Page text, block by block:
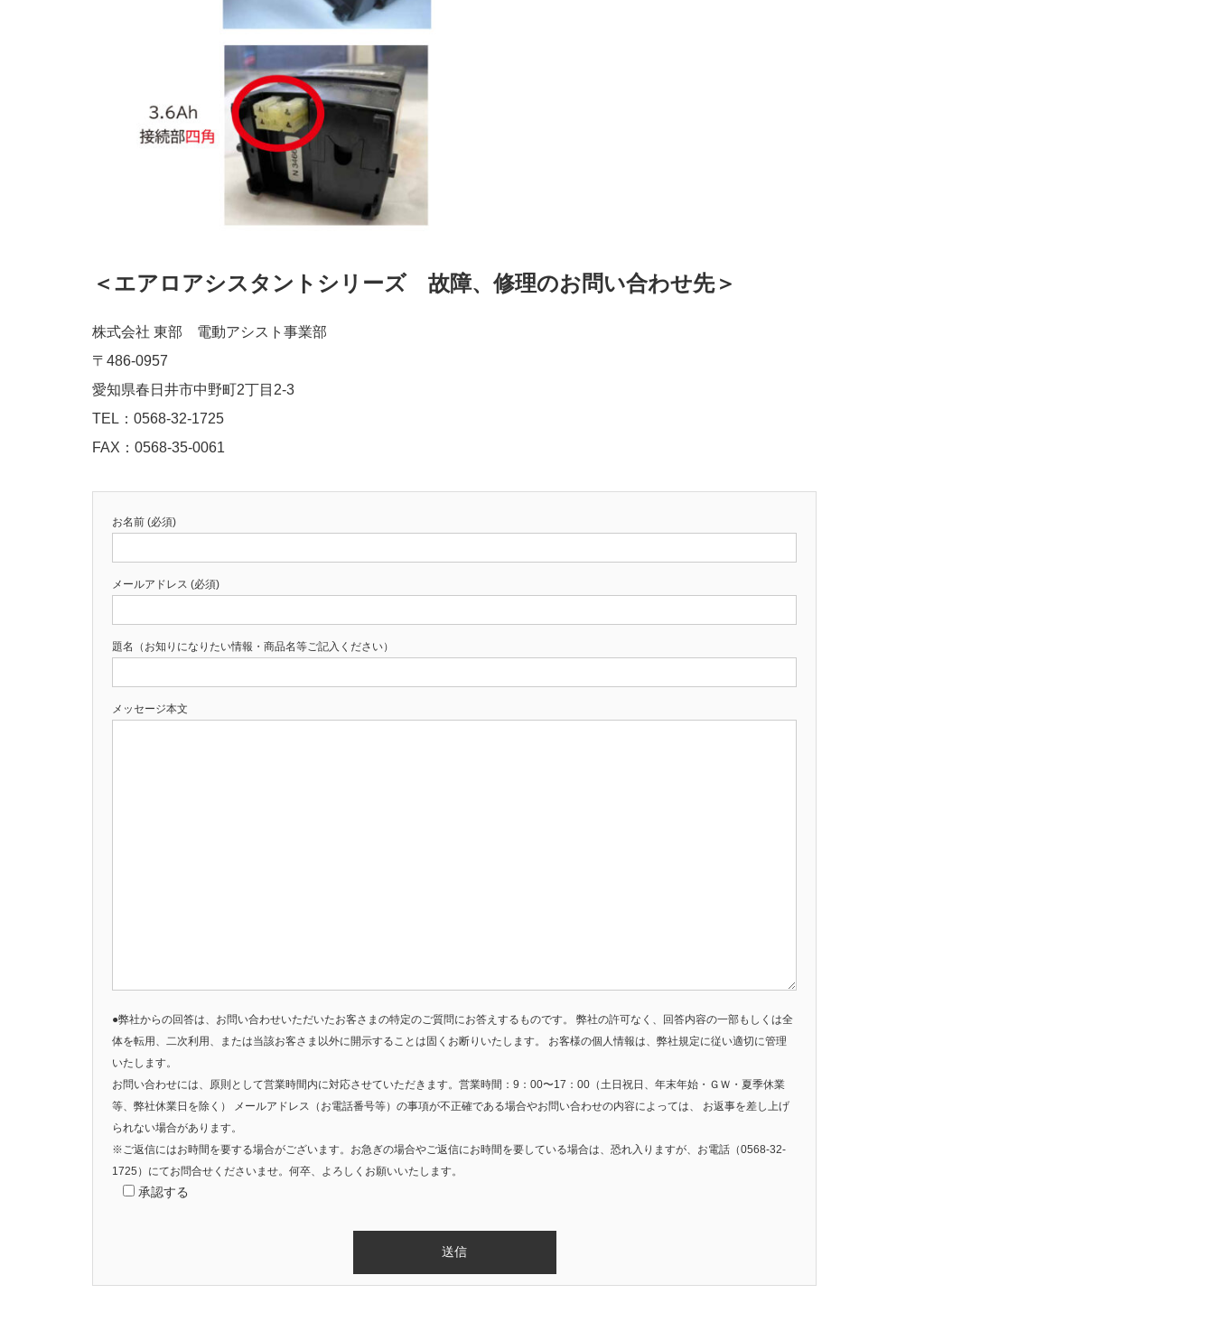
＜エアロアシスタントシリーズ 故障、修理のお問い合わせ先＞
株式会社 東部 電動アシスト事業部
〒486-0957
愛知県春日井市中野町2丁目2-3
TEL：0568-32-1725
FAX：0568-35-0061
お名前 (必須)
メールアドレス (必須)
題名（お知りになりたい情報・商品名等ご記入ください）
メッセージ本文
●弊社からの回答は、お問い合わせいただいたお客さまの特定のご質問にお答えするものです。 弊社の許可なく、回答内容の一部もしくは全
体を転用、二次利用、または当該お客さま以外に開示することは固くお断りいたします。 お客様の個人情報は、弊社規定に従い適切に管理
いたします。
お問い合わせには、原則として営業時間内に対応させていただきます。営業時間：9：00〜17：00（土日祝日、年末年始・ＧＷ・夏季休業
等、弊社休業日を除く） メールアドレス（お電話番号等）の事項が不正確である場合やお問い合わせの内容によっては、 お返事を差し上げ
られない場合があります。
※ご返信にはお時間を要する場合がございます。お急ぎの場合やご返信にお時間を要している場合は、恐れ入りますが、お電話（0568-32-
1725）にてお問合せくださいませ。何卒、よろしくお願いいたします。
承認する